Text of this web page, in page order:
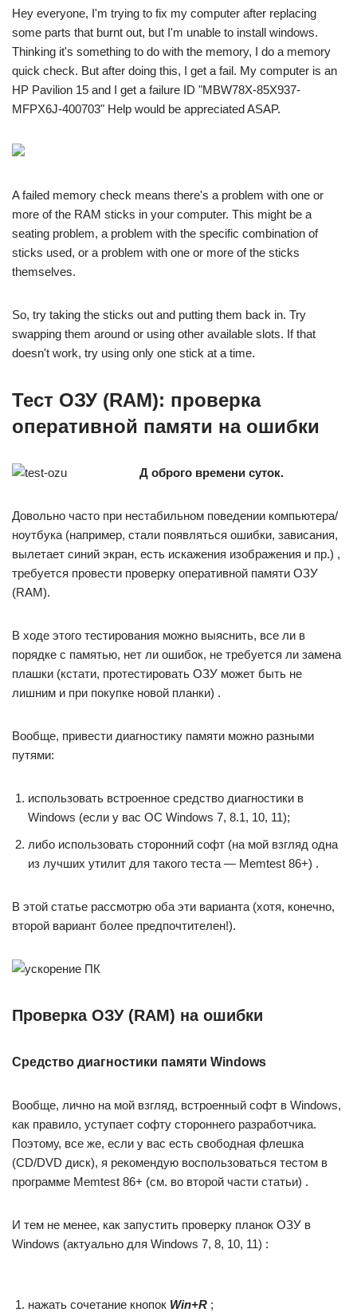
Hey everyone, I'm trying to fix my computer after replacing
some parts that burnt out, but I'm unable to install windows.
Thinking it's something to do with the memory, I do a memory
quick check. But after doing this, I get a fail. My computer is an
HP Pavilion 15 and I get a failure ID "MBW78X-85X937-
MFPX6J-400703" Help would be appreciated ASAP.
A failed memory check means there's a problem with one or
more of the RAM sticks in your computer. This might be a
seating problem, a problem with the specific combination of
sticks used, or a problem with one or more of the sticks
themselves.
So, try taking the sticks out and putting them back in. Try
swapping them around or using other available slots. If that
doesn't work, try using only one stick at a time.
Тест ОЗУ (RAM): проверка
оперативной памяти на ошибки
Д оброго времени суток.
Довольно часто при нестабильном поведении компьютера/
ноутбука (например, стали появляться ошибки, зависания,
вылетает синий экран, есть искажения изображения и пр.) ,
требуется провести проверку оперативной памяти ОЗУ
(RAM).
В ходе этого тестирования можно выяснить, все ли в
порядке с памятью, нет ли ошибок, не требуется ли замена
плашки (кстати, протестировать ОЗУ может быть не
лишним и при покупке новой планки) .
Вообще, привести диагностику памяти можно разными
путями:
использовать встроенное средство диагностики в
Windows (если у вас ОС Windows 7, 8.1, 10, 11);
либо использовать сторонний софт (на мой взгляд одна
из лучших утилит для такого теста — Memtest 86+) .
В этой статье рассмотрю оба эти варианта (хотя, конечно,
второй вариант более предпочтителен!).
Проверка ОЗУ (RAM) на ошибки
Средство диагностики памяти Windows
Вообще, лично на мой взгляд, встроенный софт в Windows,
как правило, уступает софту стороннего разработчика.
Поэтому, все же, если у вас есть свободная флешка
(CD/DVD диск), я рекомендую воспользоваться тестом в
программе Memtest 86+ (см. во второй части статьи) .
И тем не менее, как запустить проверку планок ОЗУ в
Windows (актуально для Windows 7, 8, 10, 11) :
нажать сочетание кнопок Win+R ;